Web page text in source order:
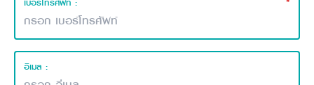
เบอร์โทรศัพท์ :
อีเมล :